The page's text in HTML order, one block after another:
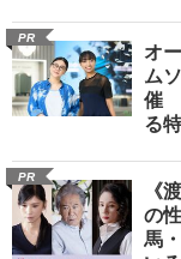
PR
オ
ム
催
る
PR
《
の
馬